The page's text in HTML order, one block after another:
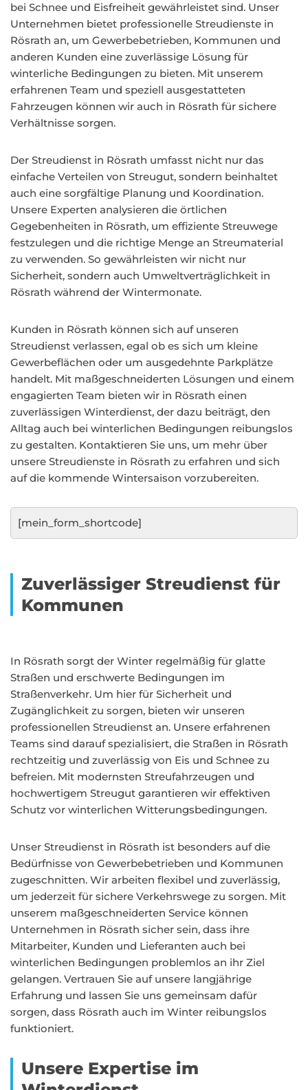
bei Schnee und Eisfreiheit gewährleistet sind. Unser
Unternehmen bietet professionelle Streudienste in
Rösrath an, um Gewerbebetrieben, Kommunen und
anderen Kunden eine zuverlässige Lösung für
winterliche Bedingungen zu bieten. Mit unserem
erfahrenen Team und speziell ausgestatteten
Fahrzeugen können wir auch in Rösrath für sichere
Verhältnisse sorgen.
Der Streudienst in Rösrath umfasst nicht nur das
einfache Verteilen von Streugut, sondern beinhaltet
auch eine sorgfältige Planung und Koordination.
Unsere Experten analysieren die örtlichen
Gegebenheiten in Rösrath, um effiziente Streuwege
festzulegen und die richtige Menge an Streumaterial
zu verwenden. So gewährleisten wir nicht nur
Sicherheit, sondern auch Umweltverträglichkeit in
Rösrath während der Wintermonate.
Kunden in Rösrath können sich auf unseren
Streudienst verlassen, egal ob es sich um kleine
Gewerbeflächen oder um ausgedehnte Parkplätze
handelt. Mit maßgeschneiderten Lösungen und einem
engagierten Team bieten wir in Rösrath einen
zuverlässigen Winterdienst, der dazu beiträgt, den
Alltag auch bei winterlichen Bedingungen reibungslos
zu gestalten. Kontaktieren Sie uns, um mehr über
unsere Streudienste in Rösrath zu erfahren und sich
auf die kommende Wintersaison vorzubereiten.
[mein_form_shortcode]
Zuverlässiger Streudienst für
Kommunen
In Rösrath sorgt der Winter regelmäßig für glatte
Straßen und erschwerte Bedingungen im
Straßenverkehr. Um hier für Sicherheit und
Zugänglichkeit zu sorgen, bieten wir unseren
professionellen Streudienst an. Unsere erfahrenen
Teams sind darauf spezialisiert, die Straßen in Rösrath
rechtzeitig und zuverlässig von Eis und Schnee zu
befreien. Mit modernsten Streufahrzeugen und
hochwertigem Streugut garantieren wir effektiven
Schutz vor winterlichen Witterungsbedingungen.
Unser Streudienst in Rösrath ist besonders auf die
Bedürfnisse von Gewerbebetrieben und Kommunen
zugeschnitten. Wir arbeiten flexibel und zuverlässig,
um jederzeit für sichere Verkehrswege zu sorgen. Mit
unserem maßgeschneiderten Service können
Unternehmen in Rösrath sicher sein, dass ihre
Mitarbeiter, Kunden und Lieferanten auch bei
winterlichen Bedingungen problemlos an ihr Ziel
gelangen. Vertrauen Sie auf unsere langjährige
Erfahrung und lassen Sie uns gemeinsam dafür
sorgen, dass Rösrath auch im Winter reibungslos
funktioniert.
Unsere Expertise im